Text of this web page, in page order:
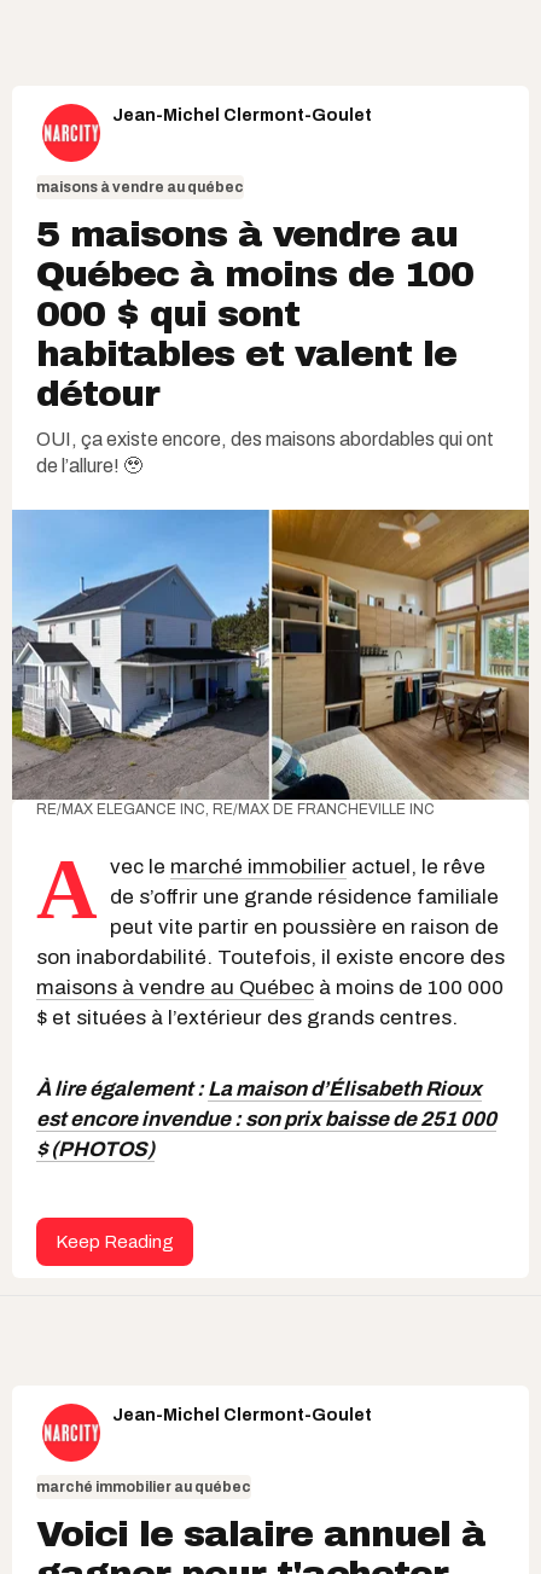
Jean-Michel Clermont-Goulet
maisons à vendre au québec
5 maisons à vendre au
Québec à moins de 100
000 $ qui sont
habitables et valent le
détour
OUI, ça existe encore, des maisons abordables qui ont
de l’allure! 🥹
RE/MAX ELEGANCE INC, RE/MAX DE FRANCHEVILLE INC
A vec le marché immobilier actuel, le rêve
de s’offrir une grande résidence familiale
peut vite partir en poussière en raison de
son inabordabilité. Toutefois, il existe encore des
maisons à vendre au Québec à moins de 100 000
$ et situées à l’extérieur des grands centres.
À lire également :La maison d’Élisabeth Rioux
est encore invendue : son prix baisse de 251 000
$ (PHOTOS)
Keep Reading
Jean-Michel Clermont-Goulet
marché immobilier au québec
Voici le salaire annuel à